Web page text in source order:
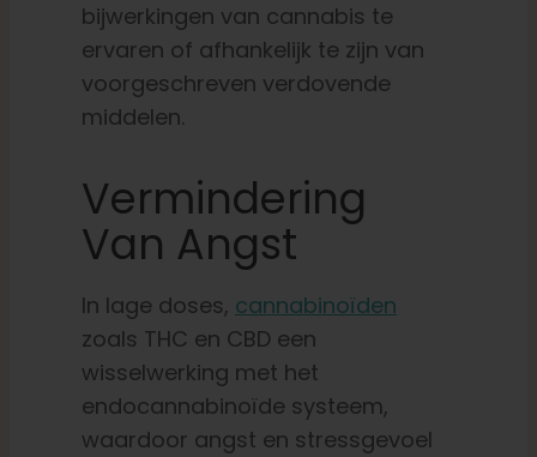
bijwerkingen van cannabis te
ervaren of afhankelijk te zijn van
voorgeschreven verdovende
middelen.
Vermindering
Van Angst
In lage doses, cannabinoïden
zoals THC en CBD een
wisselwerking met het
endocannabinoïde systeem,
waardoor angst en stressgevoel